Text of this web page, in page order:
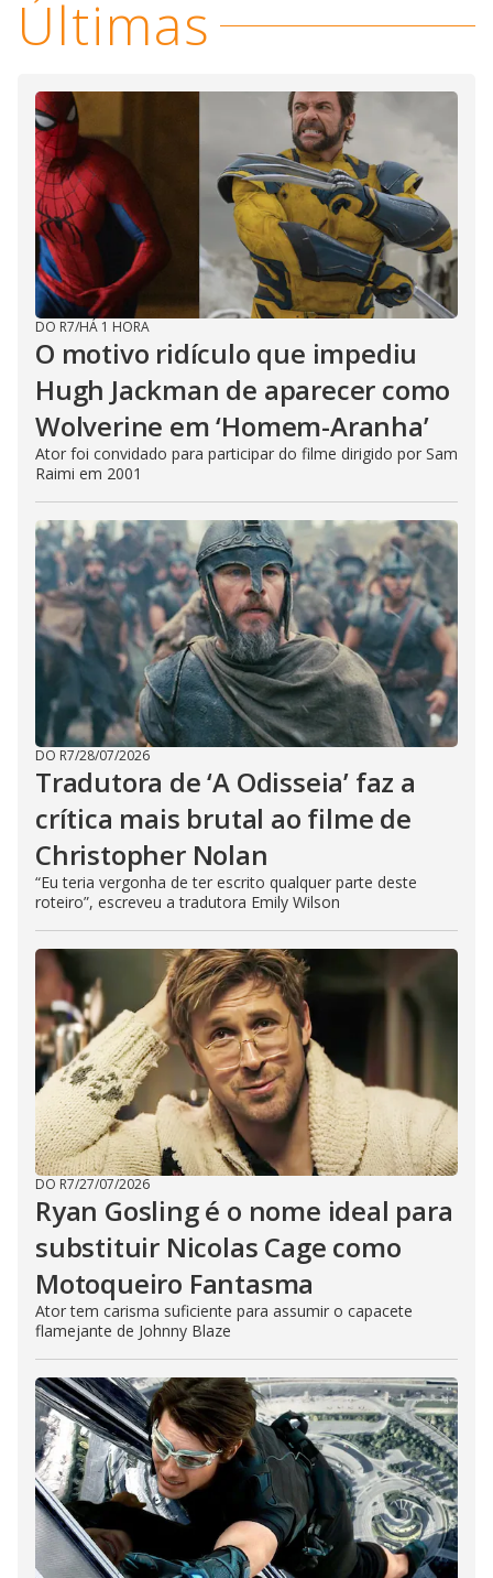
Últimas
DO R7/HÁ 1 HORA
O motivo ridículo que impediu
Hugh Jackman de aparecer como
Wolverine em ‘Homem-Aranha’
Ator foi convidado para participar do filme dirigido por Sam
Raimi em 2001
DO R7/28/07/2026
Tradutora de ‘A Odisseia’ faz a
crítica mais brutal ao filme de
Christopher Nolan
“Eu teria vergonha de ter escrito qualquer parte deste
roteiro”, escreveu a tradutora Emily Wilson
DO R7/27/07/2026
Ryan Gosling é o nome ideal para
substituir Nicolas Cage como
Motoqueiro Fantasma
Ator tem carisma suficiente para assumir o capacete
flamejante de Johnny Blaze